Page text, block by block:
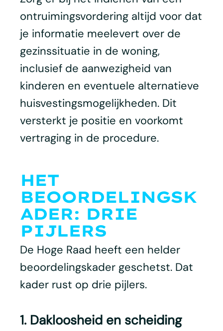
ontruimingsvordering altijd voor dat
je informatie meelevert over de
gezinssituatie in de woning,
inclusief de aanwezigheid van
kinderen en eventuele alternatieve
huisvestingsmogelijkheden. Dit
versterkt je positie en voorkomt
vertraging in de procedure.
HET
BEOORDELINGSK
ADER: DRIE
PIJLERS
De Hoge Raad heeft een helder
beoordelingskader geschetst. Dat
kader rust op drie pijlers.
1. Dakloosheid en scheiding